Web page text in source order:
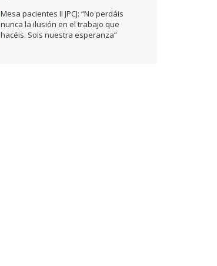
Mesa pacientes II JPCJ: “No perdáis
nunca la ilusión en el trabajo que
hacéis. Sois nuestra esperanza”